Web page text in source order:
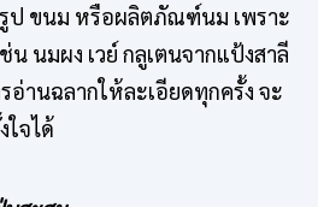
รูป ขนม หรือผลิตภัณฑ์นม เพราะ
นมผง เวย์ กลูเตนจากแป้งสาลี
อ่านฉลากให้ละเอียดทุกครั้ง จะ
ใจได้